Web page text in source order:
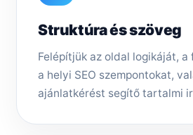
Struktúra és szöveg
Felépítjük az oldal logikáját, a
a helyi SEO szempontokat,
ajánlatkérést segítő tartalmi